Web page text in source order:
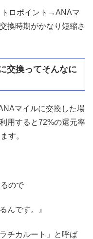
ロポイント→ANAマ
換時期がかなり短縮さ
交換ってそんなに
マイルに交換した場
用すると72%の還元率
す。
ので
んです。』
チカルート」と呼ば